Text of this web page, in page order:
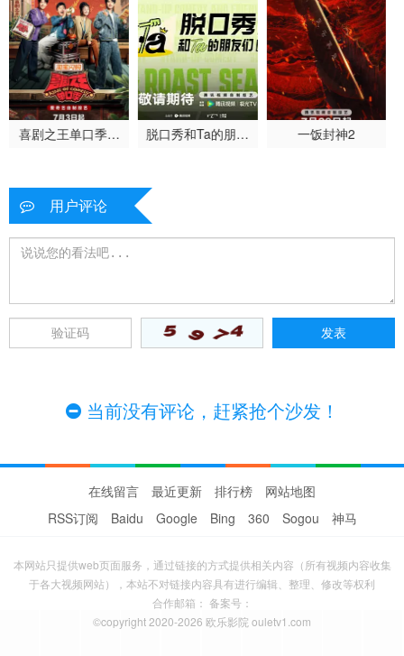
喜剧之王单口季第
脱口秀和Ta的朋友
一饭封神2
用户评论
当前没有评论，赶紧抢个沙发！
在线留言 最近更新 排行榜
网站地图
RSS订阅
Baidu Google Bing 360 Sogou 神马
本网站只提供web页面服务，通过链接的方式提供相关内容（所有视频内容收集
于各大视频网站），本站不对链接内容具有进行编辑、整理、修改等权利
合作邮箱： 备案号：
©copyright 2020-2026 欧乐影院 ouletv1.com